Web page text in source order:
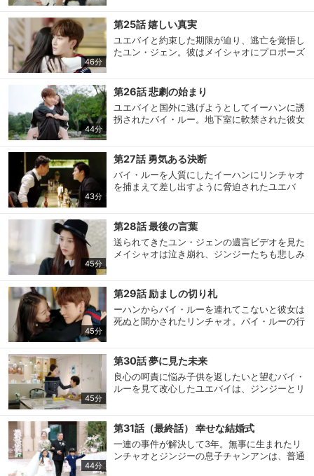
会員情報変更
決済方法変更 決済方法の変更が可能です。
購入明細 ４ヵ月分の購入明細の確認が可能です。
Myクーポン
ます。
購入履歴
レンタル、購入、定額見放題の購入履歴の
む。そんな中、バイ・ルーの協力のおかげで捜
査は進展するが、ホン・シーグアンの元秘書は
「犯人の名はシュエ・リンチャオ」と録音を残
していて…。
46分
第25話 嬉しい真実
ユエバイと約束した期限が迫り、逃亡を覚悟し
たユン・ジェン。彼はメイシャオにプロポーズ
を目撃する。それを聞いたリンチャオとジンジ
ーは自分たちの子供が生きているとわかって大
喜び。急いでユエバイとバイ・ルーを追いかけ
るが…。
44分
第26話 悲劇の始まり
ユエバイと国外に逃げようとしてイーハンに誘
拐されたバイ・ルー。地下室に軟禁された彼女
い過去があった。清の時代、イーハンは医師を
目指していたドンファンという名の青年だっ
た。だが、親子で仕えていた富豪のドラ息子に
逆恨みされ…。
43分
第27話 勇気ある決断
バイ・ルーを人質にしたイーハンにリンチャオ
を捕まえて差し出すように脅迫されたユエバ
ン・ジェンが姿を消したことに慌てるリンチャ
オとジンジーは、ユエバイから送られてきた位
置情報を頼りに冷凍トラックを追うが、途中で
見失い…。
45分
第28話 最後の言葉
送られてきたユン・ジェンの遺言ビデオを見た
メイシャオは泣き崩れ、ジンジーたちも悲しみ
しんでいた。また、イーハンを騙してバイ・ル
ーを取り戻したユエバイは、リンチャオとジン
ジーに子供を返すつもりはなく再び海外逃亡を
図り…。
45分
第29話 励ましの切り札
ーハンからバイ・ルーを連れてこないと彼女は
死ぬと聞かされたリンチャオ。バイ・ルーの行
たジンジーは彼を慰めようと必死になる。そん
な時、ジンジーのパパがガンになったとカミン
グアウト！ でも、その様子がなんだかヘン
で…。
45分
第30話 夢に見た未来
良心の呵責に悩み子供を返したいと望むバイ・
ルーを見て改心したユエバイは、ジンジーとリ
が、イーハンは彼女を連れて逃亡してしまう。
やがて、バイ・ルーがイーハンと初めて出会っ
た、今は廃墟となっている病院で目を覚ます
と…。
44分
第31話（最終話） 幸せな結婚式
一連の事件が解決して3年。無事に生まれたリ
ンチャオとジンジーの息子チャンアンは、普通